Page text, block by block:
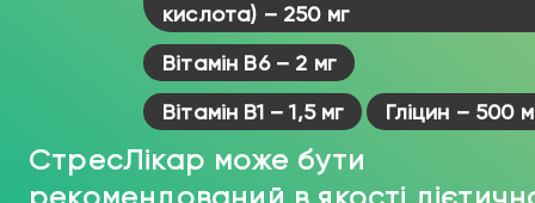
кислота) – 250 мг
Вітамін B6 – 2 мг
Вітамін B1 – 1,5 мг
Гліцин – 500
СтресЛікар може бути